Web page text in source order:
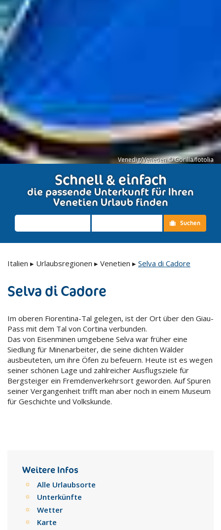
Venedig/Venetien © Gorilla/fotolia
Schnell & einfach
die passende Unterkunft für Ihren
Venetien Urlaub finden
Suchen
Italien ▸ Urlaubsregionen ▸ Venetien ▸ Selva di Cadore
Selva di Cadore
Im oberen Fiorentina-Tal gelegen, ist der Ort über den Giau-
Pass mit dem Tal von Cortina verbunden.
Das von Eisenminen umgebene Selva war früher eine
Siedlung für Minenarbeiter, die seine dichten Wälder
ausbeuteten, um ihre Öfen zu befeuern. Heute ist es wegen
seiner schönen Lage und zahlreicher Ausflugsziele für
Bergsteiger ein Fremdenverkehrsort geworden. Auf Spuren
seiner Vergangenheit trifft man aber noch in einem Museum
für Geschichte und Volkskunde.
Weitere Infos
Alle Urlaubsorte
Unterkünfte
Wetter
Karte